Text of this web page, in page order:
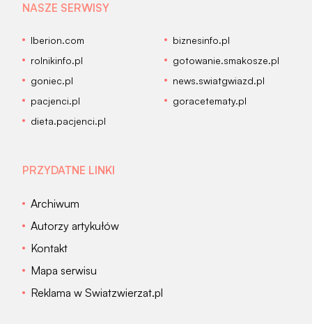
NASZE SERWISY
Iberion.com
biznesinfo.pl
rolnikinfo.pl
gotowanie.smakosze.pl
goniec.pl
news.swiatgwiazd.pl
pacjenci.pl
goracetematy.pl
dieta.pacjenci.pl
PRZYDATNE LINKI
Archiwum
Autorzy artykułów
Kontakt
Mapa serwisu
Reklama w Swiatzwierzat.pl